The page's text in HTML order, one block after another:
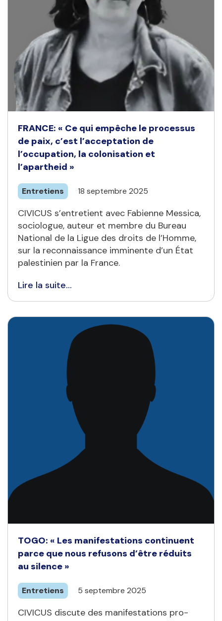
FRANCE: « Ce qui empêche le processus
de paix, c’est l’acceptation de
l’occupation, la colonisation et
l’apartheid »
Entretiens 18 septembre 2025
CIVICUS s’entretient avec Fabienne Messica,
sociologue, auteur et membre du Bureau
National de la Ligue des droits de l’Homme,
sur la reconnaissance imminente d’un État
palestinien par la France.
Lire la suite...
TOGO: « Les manifestations continuent
parce que nous refusons d’être réduits
au silence »
Entretiens 5 septembre 2025
CIVICUS discute des manifestations pro-